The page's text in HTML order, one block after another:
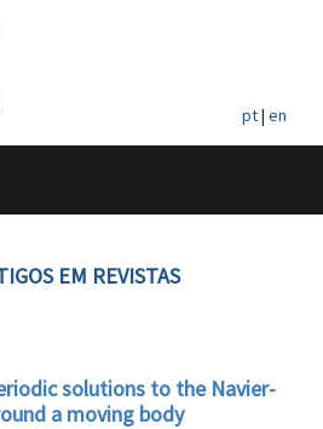
pt| en
EM REVISTAS
solutions to the Navier-
a moving body